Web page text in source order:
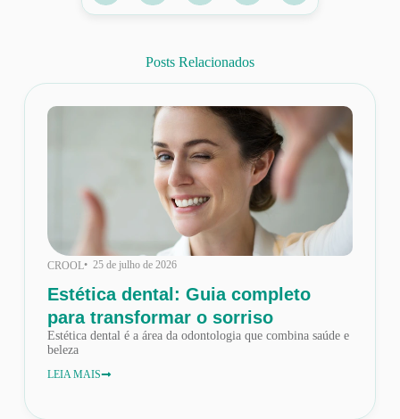
Posts Relacionados
CROOL• 25 de julho de 2026
Estética dental: Guia completo
para transformar o sorriso
Estética dental é a área da odontologia que combina saúde e
beleza
LEIA MAIS